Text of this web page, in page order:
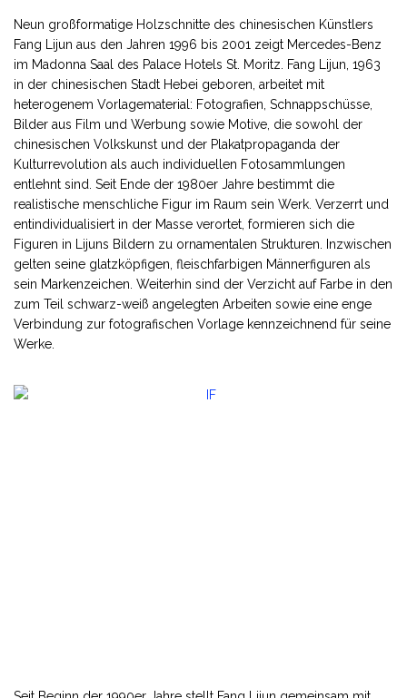
Neun großformatige Holzschnitte des chinesischen Künstlers
Fang Lijun aus den Jahren 1996 bis 2001 zeigt Mercedes-Benz
im Madonna Saal des Palace Hotels St. Moritz. Fang Lijun, 1963
in der chinesischen Stadt Hebei geboren, arbeitet mit
heterogenem Vorlagematerial: Fotografien, Schnappschüsse,
Bilder aus Film und Werbung sowie Motive, die sowohl der
chinesischen Volkskunst und der Plakatpropaganda der
Kulturrevolution als auch individuellen Fotosammlungen
entlehnt sind. Seit Ende der 1980er Jahre bestimmt die
realistische menschliche Figur im Raum sein Werk. Verzerrt und
entindividualisiert in der Masse verortet, formieren sich die
Figuren in Lijuns Bildern zu ornamentalen Strukturen. Inzwischen
gelten seine glatzköpfigen, fleischfarbigen Männerfiguren als
sein Markenzeichen. Weiterhin sind der Verzicht auf Farbe in den
zum Teil schwarz-weiß angelegten Arbeiten sowie eine enge
Verbindung zur fotografischen Vorlage kennzeichnend für seine
Werke.